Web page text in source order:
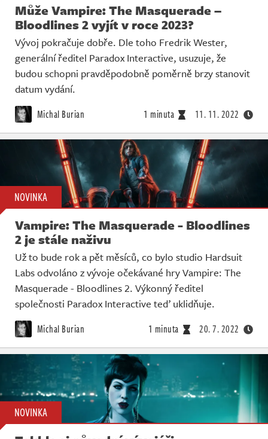
Může Vampire: The Masquerade –
Bloodlines 2 vyjít v roce 2023?
Vývoj pokračuje dobře. Dle toho Fredrik Wester,
generální ředitel Paradox Interactive, usuzuje, že
budou schopni pravděpodobně poměrně brzy stanovit
datum vydání.
Michal Burian 1 minuta 11. 11. 2022
NOVINKA
Vampire: The Masquerade - Bloodlines
2 je stále naživu
Už to bude rok a pět měsíců, co bylo studio Hardsuit
Labs odvoláno z vývoje očekávané hry Vampire: The
Masquerade - Bloodlines 2. Výkonný ředitel
společnosti Paradox Interactive teď uklidňuje.
Michal Burian 1 minuta 20. 7. 2022
NOVINKA